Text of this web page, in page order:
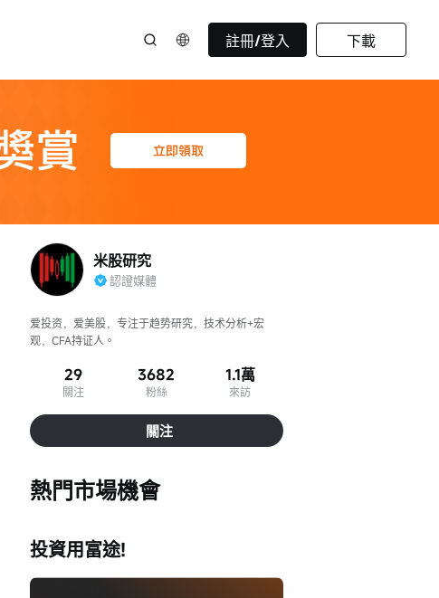
註冊/登入 下載
米股研究
認證媒體
爱投资，爱美股，专注于趋势研究，技术分析+宏
观，CFA持证人。
29
關注
3682
粉絲
1.1萬
來訪
關注
熱門市場機會
投資用富途!